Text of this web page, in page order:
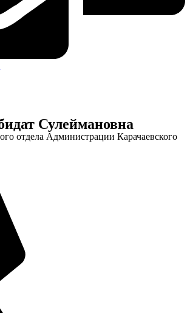
Сулеймановна
отдела Администрации Карачаевского